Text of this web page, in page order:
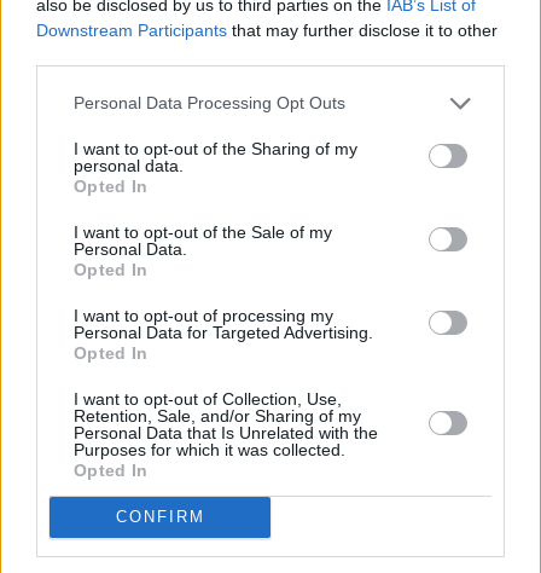
also be disclosed by us to third parties on the IAB’s List of
Downstream Participants that may further disclose it to other
Personal Data Processing Opt Outs
I want to opt-out of the Sharing of my
personal data.
Opted In
I want to opt-out of the Sale of my
Personal Data.
Opted In
I want to opt-out of processing my
Personal Data for Targeted Advertising.
Opted In
I want to opt-out of Collection, Use,
Retention, Sale, and/or Sharing of my
Personal Data that Is Unrelated with the
Purposes for which it was collected.
Opted In
CONFIRM
Κοινωνία
Εστάλη 112 στην Αττική – Προειδοποίηση για